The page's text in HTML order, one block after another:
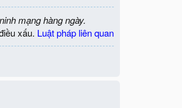
mạng hàng ngày.
xấu. Luật pháp liên quan